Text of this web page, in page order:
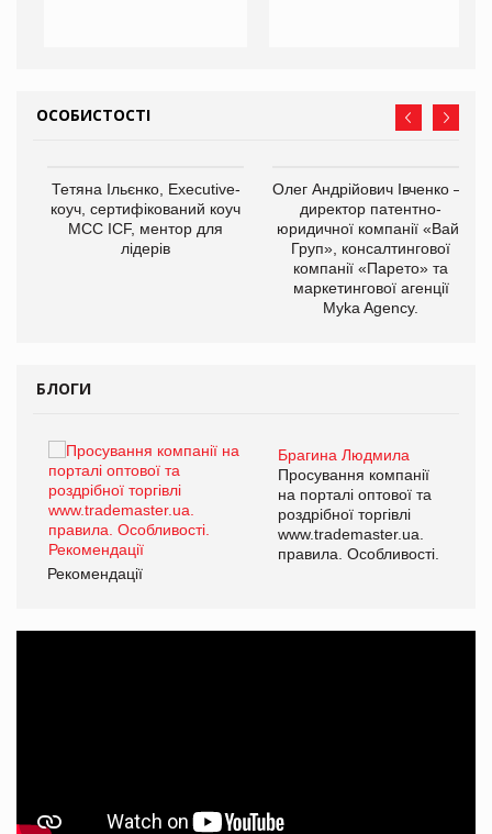
ОСОБИСТОСТІ
Тетяна Ільєнко, Executive-
коуч, сертифікований коуч
МСС ICF, ментор для
лідерів
Олег Андрійович Івченко —
директор патентно-
юридичної компанії «Вайз
Груп», консалтингової
компанії «Парето» та
маркетингової агенції
Myka Agency.
БЛОГИ
Брагина Людмила
Просування компанії
на порталі оптової та
роздрібної торгівлі
www.trademaster.ua.
правила. Особливості.
Рекомендації